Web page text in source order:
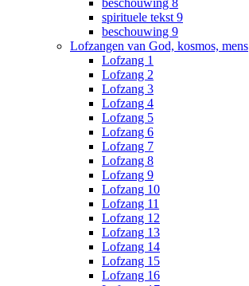
spirituele tekst 9
beschouwing 9
Lofzangen van God, kosmos, mens
Lofzang 1
Lofzang 2
Lofzang 3
Lofzang 4
Lofzang 5
Lofzang 6
Lofzang 7
Lofzang 8
Lofzang 9
Lofzang 10
Lofzang 11
Lofzang 12
Lofzang 13
Lofzang 14
Lofzang 15
Lofzang 16